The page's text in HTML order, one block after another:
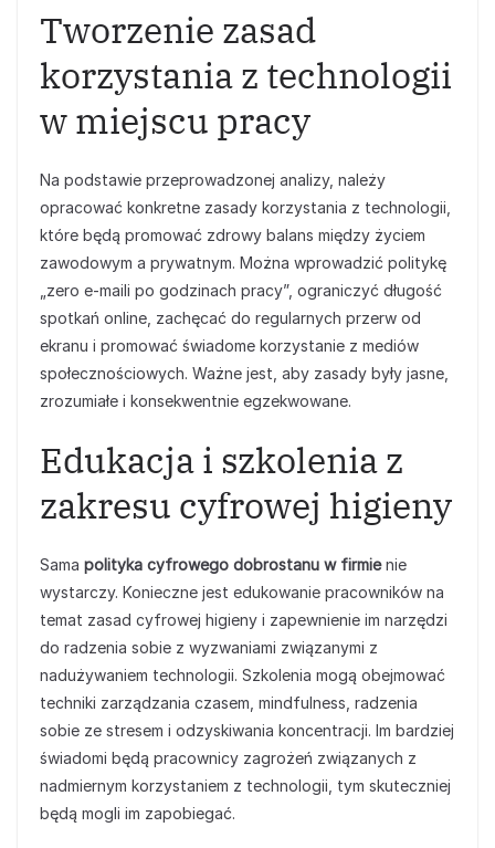
Tworzenie zasad
korzystania z technologii
w miejscu pracy
Na podstawie przeprowadzonej analizy, należy
opracować konkretne zasady korzystania z technologii,
które będą promować zdrowy balans między życiem
zawodowym a prywatnym. Można wprowadzić politykę
„zero e-maili po godzinach pracy”, ograniczyć długość
spotkań online, zachęcać do regularnych przerw od
ekranu i promować świadome korzystanie z mediów
społecznościowych. Ważne jest, aby zasady były jasne,
zrozumiałe i konsekwentnie egzekwowane.
Edukacja i szkolenia z
zakresu cyfrowej higieny
Sama polityka cyfrowego dobrostanu w firmienie
wystarczy. Konieczne jest edukowanie pracowników na
temat zasad cyfrowej higieny i zapewnienie im narzędzi
do radzenia sobie z wyzwaniami związanymi z
nadużywaniem technologii. Szkolenia mogą obejmować
techniki zarządzania czasem, mindfulness, radzenia
sobie ze stresem i odzyskiwania koncentracji. Im bardziej
świadomi będą pracownicy zagrożeń związanych z
nadmiernym korzystaniem z technologii, tym skuteczniej
będą mogli im zapobiegać.